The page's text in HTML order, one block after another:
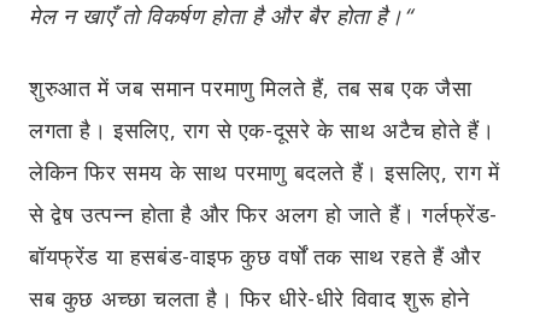
मेल न खाएँ तो विकर्षण होता है और बैर होता है।“
शुरुआत में जब समान परमाणु मिलते हैं, तब सब एक जैसा
लगता है। इसलिए, राग से एक-दूसरे के साथ अटैच होते हैं।
लेकिन फिर समय के साथ परमाणु बदलते हैं। इसलिए, राग में
से द्वेष उत्पन्न होता है और फिर अलग हो जाते हैं। गर्लफ्रेंड-
बॉयफ्रेंड या हसबंड-वाइफ कुछ वर्षों तक साथ रहते हैं और
सब कुछ अच्छा चलता है। फिर धीरे-धीरे विवाद शुरू होने